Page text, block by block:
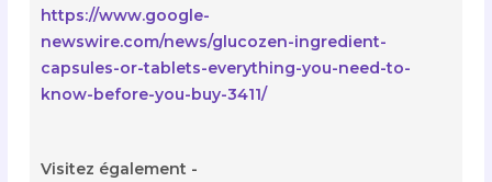
https://www.google-
newswire.com/news/glucozen-ingredient-
capsules-or-tablets-everything-you-need-to-
know-before-you-buy-3411/
Visitez également -